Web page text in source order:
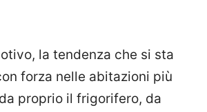
la tendenza che si sta
forza nelle abitazioni più
proprio il frigorifero, da